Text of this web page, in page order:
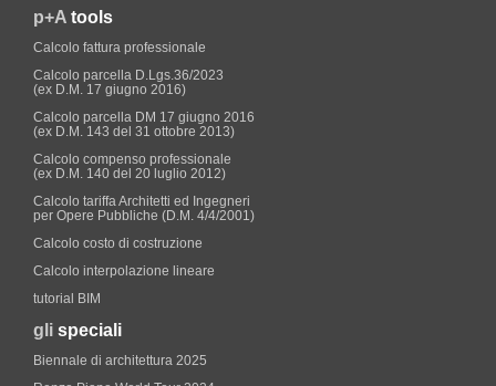
p+A tools
Calcolo fattura professionale
Calcolo parcella D.Lgs.36/2023
(ex D.M. 17 giugno 2016)
Calcolo parcella DM 17 giugno 2016
(ex D.M. 143 del 31 ottobre 2013)
Calcolo compenso professionale
(ex D.M. 140 del 20 luglio 2012)
Calcolo tariffa Architetti ed Ingegneri
per Opere Pubbliche (D.M. 4/4/2001)
Calcolo costo di costruzione
Calcolo interpolazione lineare
tutorial BIM
gli speciali
Biennale di architettura 2025